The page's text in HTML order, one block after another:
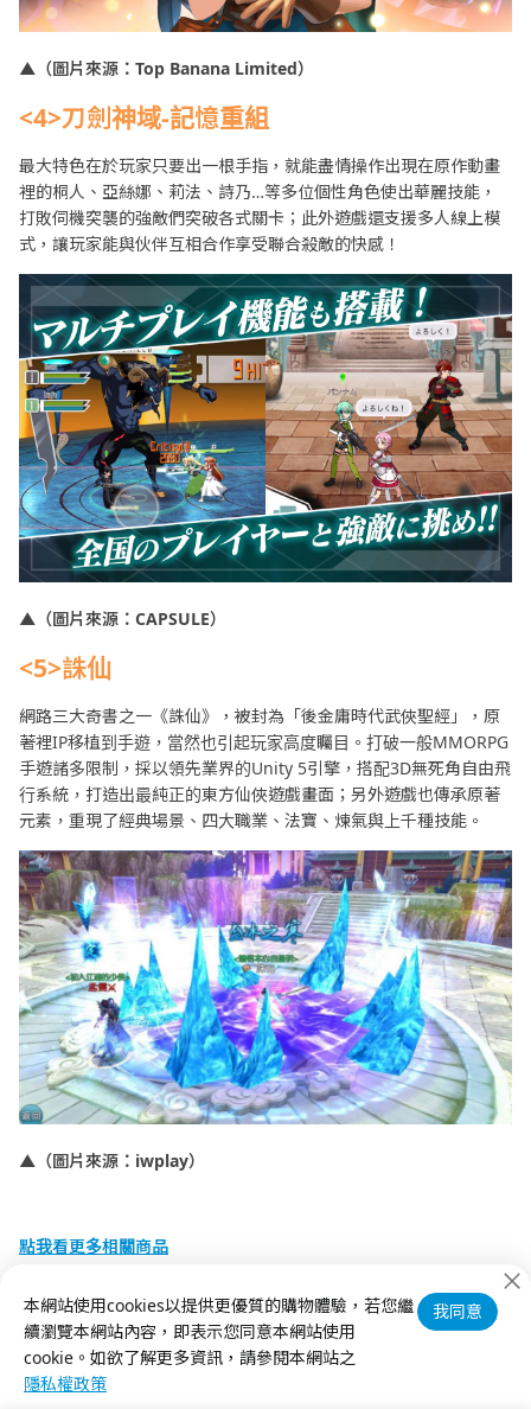
▲（圖片來源：Top Banana Limited）
<4>刀劍神域-記憶重組
最大特色在於玩家只要出一根手指，就能盡情操作出現在原作動畫
裡的桐人、亞絲娜、莉法、詩乃…等多位個性角色使出華麗技能，
打敗伺機突襲的強敵們突破各式關卡；此外遊戲還支援多人線上模
式，讓玩家能與伙伴互相合作享受聯合殺敵的快感！
▲（圖片來源：CAPSULE）
<5>誅仙
網路三大奇書之一《誅仙》，被封為「後金庸時代武俠聖經」，原
著裡IP移植到手遊，當然也引起玩家高度矚目。打破一般MMORPG
手遊諸多限制，採以領先業界的Unity 5引擎，搭配3D無死角自由飛
行系統，打造出最純正的東方仙俠遊戲畫面；另外遊戲也傳承原著
元素，重現了經典場景、四大職業、法寶、煉氣與上千種技能。
▲（圖片來源：iwplay）
點我看更多相關商品
點我 按讚加入【神腦買情報】粉絲團
本網站使用cookies以提供更優質的購物體驗，若您繼
續瀏覽本網站內容，即表示您同意本網站使用
cookie。如欲了解更多資訊，請參閱本網站之
隱私權政策
我同意